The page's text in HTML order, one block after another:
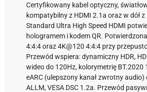
Certyfikowany kabel optyczny,
kompatybilny z HDMI 2.1a oraz w dół
Standard Ultra High Speed HDMI
hologramem i kodem QR.
4:4:4 oraz 4K@120 4:4:4 przy
Przewód wspiera: dynamiczny HDR,
wideo do 120Hz, kolorymetrię BT.2020
eARC (ulepszony kanał zwrotny audio)
ALLM, VESA DSC 1.2a. Przewód